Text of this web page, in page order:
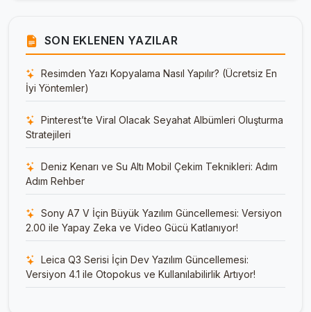
SON EKLENEN YAZILAR
Resimden Yazı Kopyalama Nasıl Yapılır? (Ücretsiz En
İyi Yöntemler)
Pinterest’te Viral Olacak Seyahat Albümleri Oluşturma
Stratejileri
Deniz Kenarı ve Su Altı Mobil Çekim Teknikleri: Adım
Adım Rehber
Sony A7 V İçin Büyük Yazılım Güncellemesi: Versiyon
2.00 ile Yapay Zeka ve Video Gücü Katlanıyor!
Leica Q3 Serisi İçin Dev Yazılım Güncellemesi:
Versiyon 4.1 ile Otopokus ve Kullanılabilirlik Artıyor!